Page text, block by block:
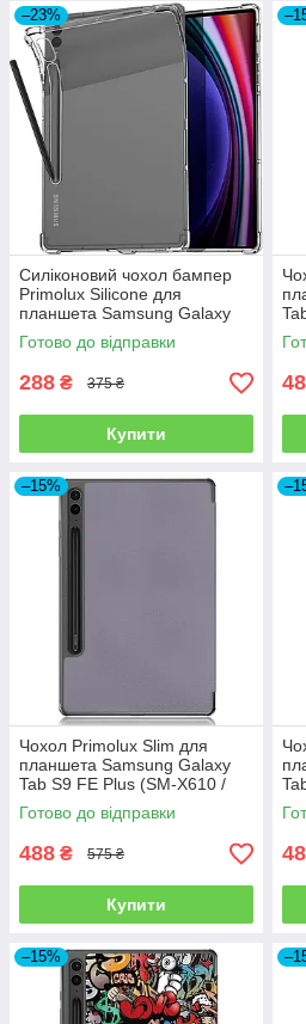
–23%
Силіконовий чохол бампер
Primolux Silicone для
планшета Samsung Galaxy
Tab S9 FE Plus (SM-X610 /
SM-X616) 12.4" - Clear
Готово до відправки
288 ₴ 375 ₴
Купити
–15%
Чохол Primolux Slim для
планшета Samsung Galaxy
Tab S9 FE Plus (SM-X610 /
SM-X616) 12.4" - Grey
Готово до відправки
488 ₴ 575 ₴
Купити
–15%